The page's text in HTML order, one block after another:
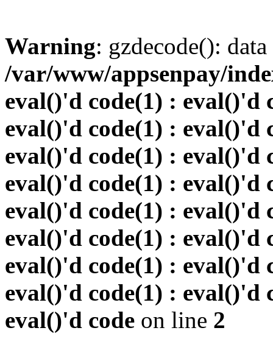
Warning: gzdecode():
/var/www/appsenpay/
eval()'d code(1) : eval()'d
eval()'d code(1) : eval()'d
eval()'d code(1) : eval()'d
eval()'d code(1) : eval()'d
eval()'d code(1) : eval()'d
eval()'d code(1) : eval()'d
eval()'d code(1) : eval()'d
eval()'d code(1) : eval()'d
eval()'d code on line 2